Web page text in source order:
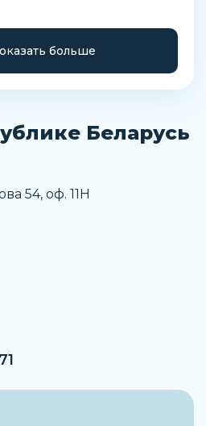
затяжки
плите
размер 26 мм по стандарту
больше
Беларусь
54, оф. 11H